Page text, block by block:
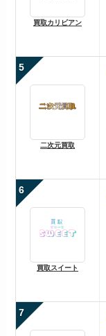
買取カリビアン
5
二次元買取
6
買取スイート
7